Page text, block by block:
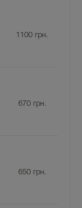
1100 грн.
670грн.
650грн.